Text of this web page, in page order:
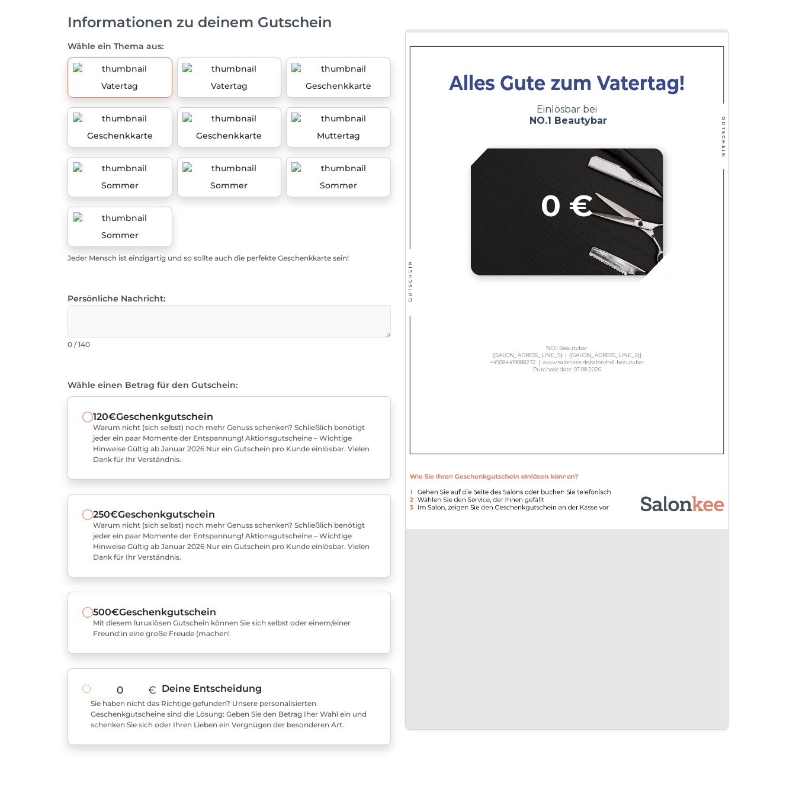
Informationen zu deinem Gutschein
Wähle ein Thema aus:
Vatertag Vatertag Geschenkkarte
Geschenkkarte Geschenkkarte Muttertag
Sommer Sommer Sommer
Sommer
Jeder Mensch ist einzigartig und so sollte auch die perfekte Geschenkkarte sein!
Persönliche Nachricht:
0 / 140
Wähle einen Betrag für den Gutschein:
120€Geschenkgutschein
Warum nicht (sich selbst) noch mehr Genuss schenken? Schließlich benötigt
jeder ein paar Momente der Entspannung! Aktionsgutscheine – Wichtige
Hinweise Gültig ab Januar 2026 Nur ein Gutschein pro Kunde einlösbar. Vielen
Dank für Ihr Verständnis.
250€Geschenkgutschein
Warum nicht (sich selbst) noch mehr Genuss schenken? Schließlich benötigt
jeder ein paar Momente der Entspannung! Aktionsgutscheine – Wichtige
Hinweise Gültig ab Januar 2026 Nur ein Gutschein pro Kunde einlösbar. Vielen
Dank für Ihr Verständnis.
500€Geschenkgutschein
Mit diesem luruxiösen Gutschein können Sie sich selbst oder einem/einer
Freund:in eine große Freude (machen!
€ Deine Entscheidung
Sie haben nicht das Richtige gefunden? Unsere personalisierten
Geschenkgutscheine sind die Lösung: Geben Sie den Betrag Iher Wahl ein und
schenken Sie sich oder Ihren Lieben ein Vergnügen der besonderen Art.